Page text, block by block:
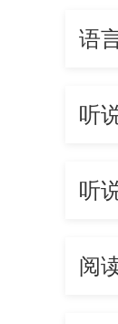
语
听
听
阅